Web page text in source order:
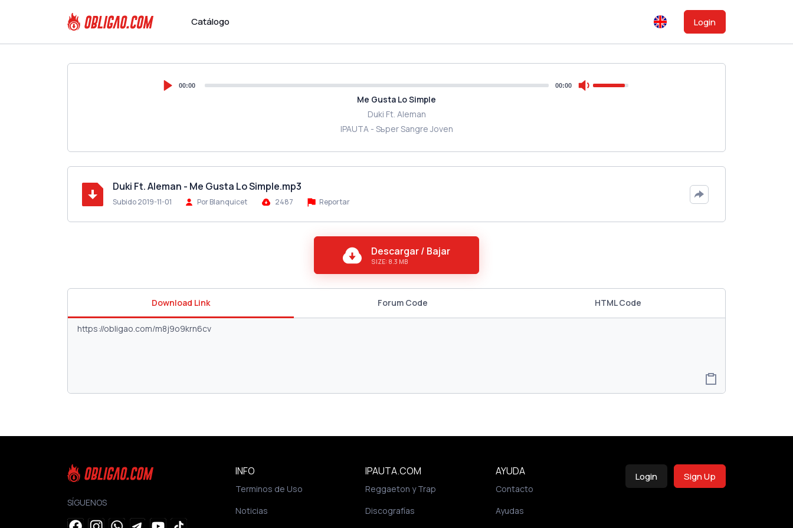
Catálogo Login
00:00 00:00
Me Gusta Lo Simple
Duki Ft. Aleman
IPAUTA - Sъper Sangre Joven
Duki Ft. Aleman - Me Gusta Lo Simple.mp3
Subido 2019-11-01 Por Blanquicet 2487 Reportar
Descargar / Bajar
SIZE: 8.3 MB
Download Link Forum Code HTML Code
SÍGUENOS
INFO
Terminos de Uso
Noticias
IPAUTA.COM
Reggaeton y Trap
Discografías
AYUDA
Contacto
Ayudas
Login Sign Up